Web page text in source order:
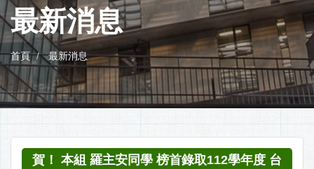
最新消息
首頁 最新消息
賀！ 本組 羅主安同學 榜首錄取112學年度 台